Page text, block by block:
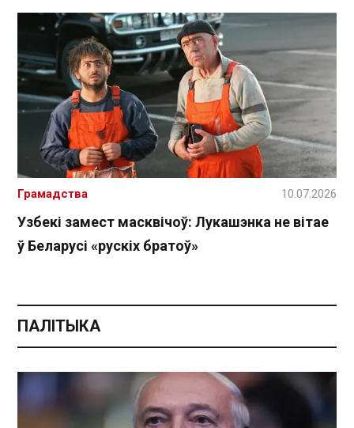
Узбекі замест масквічоў: Лукашэнка не вітае
ў Беларусі «рускіх братоў»
Грамадства 10.07.2026
ПАЛІТЫКА